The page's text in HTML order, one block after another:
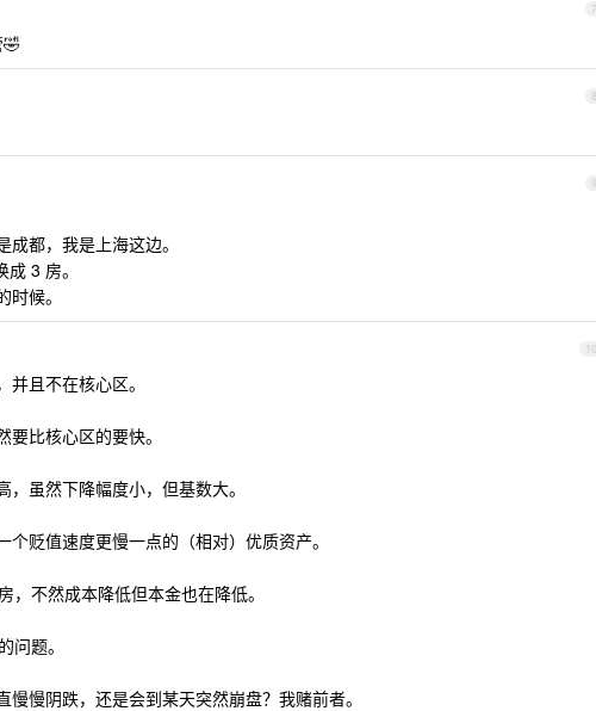
7
8
9
都，我是上海这边。
3 房。
候。
10
且不在核心区。
比核心区的要快。
虽然下降幅度小，但基数大。
贬值速度更慢一点的（相对）优质资产。
，不然成本降低但本金也在降低。
问题。
慢阴跌，还是会到某天突然崩盘？我赌前者。